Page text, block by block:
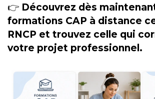
👉 Découvrez dès
formations CAP à distance
RNCP et trouvez celle qui
votre projet professionnel.